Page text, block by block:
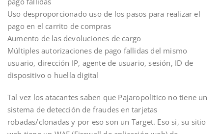
Uso desproporcionado uso de los pasos para realizar el
pago en el carrito de compras
Aumento de las devoluciones de cargo
Múltiples autorizaciones de pago fallidas del mismo
usuario, dirección IP, agente de usuario, sesión, ID de
dispositivo o huella digital
Tal vez los atacantes saben que Pajaropolitico no tiene un
sistema de detección de fraudes en tarjetas
robadas/clonadas y por eso son un Target.‬ Eso si, su sitio